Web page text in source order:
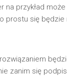
na przykład
prostu się będzie
zanim się